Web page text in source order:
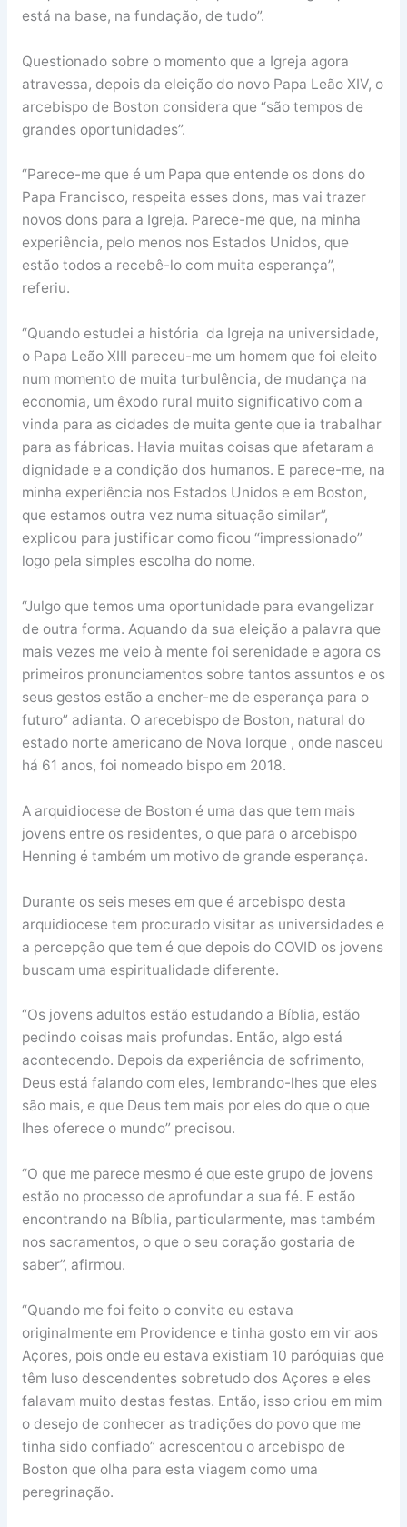
está na base, na fundação, de tudo”.
Questionado sobre o momento que a Igreja agora
atravessa, depois da eleição do novo Papa Leão XIV, o
arcebispo de Boston considera que “são tempos de
grandes oportunidades”.
“Parece-me que é um Papa que entende os dons do
Papa Francisco, respeita esses dons, mas vai trazer
novos dons para a Igreja. Parece-me que, na minha
experiência, pelo menos nos Estados Unidos, que
estão todos a recebê-lo com muita esperança”,
referiu.
“Quando estudei a história da Igreja na universidade,
o Papa Leão XIII pareceu-me um homem que foi eleito
num momento de muita turbulência, de mudança na
economia, um êxodo rural muito significativo com a
vinda para as cidades de muita gente que ia trabalhar
para as fábricas. Havia muitas coisas que afetaram a
dignidade e a condição dos humanos. E parece-me, na
minha experiência nos Estados Unidos e em Boston,
que estamos outra vez numa situação similar”,
explicou para justificar como ficou “impressionado”
logo pela simples escolha do nome.
“Julgo que temos uma oportunidade para evangelizar
de outra forma. Aquando da sua eleição a palavra que
mais vezes me veio à mente foi serenidade e agora os
primeiros pronunciamentos sobre tantos assuntos e os
seus gestos estão a encher-me de esperança para o
futuro” adianta. O arecebispo de Boston, natural do
estado norte americano de Nova Iorque , onde nasceu
há 61 anos, foi nomeado bispo em 2018.
A arquidiocese de Boston é uma das que tem mais
jovens entre os residentes, o que para o arcebispo
Henning é também um motivo de grande esperança.
Durante os seis meses em que é arcebispo desta
arquidiocese tem procurado visitar as universidades e
a percepção que tem é que depois do COVID os jovens
buscam uma espiritualidade diferente.
“Os jovens adultos estão estudando a Bíblia, estão
pedindo coisas mais profundas. Então, algo está
acontecendo. Depois da experiência de sofrimento,
Deus está falando com eles, lembrando-lhes que eles
são mais, e que Deus tem mais por eles do que o que
lhes oferece o mundo” precisou.
“O que me parece mesmo é que este grupo de jovens
estão no processo de aprofundar a sua fé. E estão
encontrando na Bíblia, particularmente, mas também
nos sacramentos, o que o seu coração gostaria de
saber”, afirmou.
“Quando me foi feito o convite eu estava
originalmente em Providence e tinha gosto em vir aos
Açores, pois onde eu estava existiam 10 paróquias que
têm luso descendentes sobretudo dos Açores e eles
falavam muito destas festas. Então, isso criou em mim
o desejo de conhecer as tradições do povo que me
tinha sido confiado” acrescentou o arcebispo de
Boston que olha para esta viagem como uma
peregrinação.